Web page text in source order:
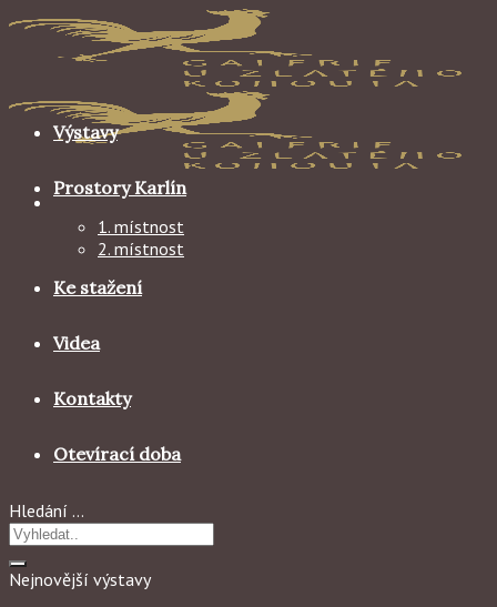
Skip
content
Výstavy
Prostory Karlín
1. místnost
2. místnost
Ke stažení
Videa
Kontakty
Otevírací doba
Hledání …
Nejnovější výstavy